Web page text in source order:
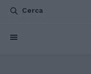
Cerca